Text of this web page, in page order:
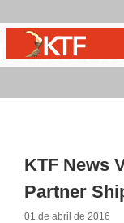
KTF News
Partner
01 de abril de 2016